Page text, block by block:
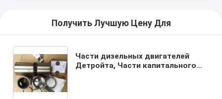
Получить Лучшую Цену Для
Части дизельных двигателей
Детройта, Части капитального